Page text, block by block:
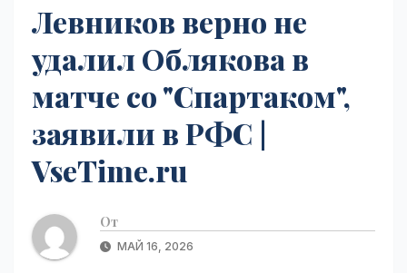
Левников верно не
удалил Облякова в
матче со "Спартаком",
заявили в РФС |
VseTime.ru
От
МАЙ 16, 2026